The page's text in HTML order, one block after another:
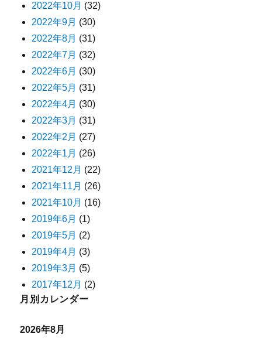
2022年10月 (32)
2022年9月 (30)
2022年8月 (31)
2022年7月 (32)
2022年6月 (30)
2022年5月 (31)
2022年4月 (30)
2022年3月 (31)
2022年2月 (27)
2022年1月 (26)
2021年12月 (22)
2021年11月 (26)
2021年10月 (16)
2019年6月 (1)
2019年5月 (2)
2019年4月 (3)
2019年3月 (5)
2017年12月 (2)
月別カレンダー
2026年8月